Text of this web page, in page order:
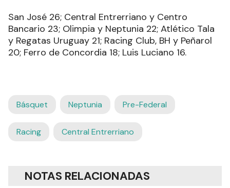
San José 26; Central Entrerriano y Centro
Bancario 23; Olimpia y Neptunia 22; Atlético Tala
y Regatas Uruguay 21; Racing Club, BH y Peñarol
20; Ferro de Concordia 18; Luis Luciano 16.
Básquet Neptunia Pre-Federal
Racing Central Entrerriano
NOTAS RELACIONADAS